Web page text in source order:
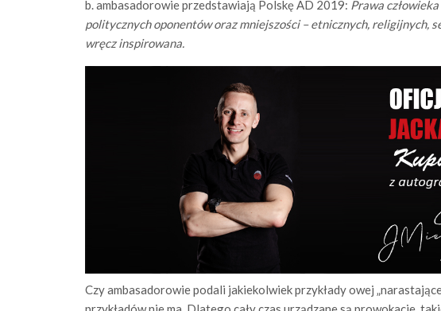
b. ambasadorowie przedstawiają Polskę AD 2019: Prawa
politycznych oponentów oraz mniejszości – etnicznych, religijnych,
wręcz inspirowana.
Czy ambasadorowie podali jakiekolwiek przykłady owej